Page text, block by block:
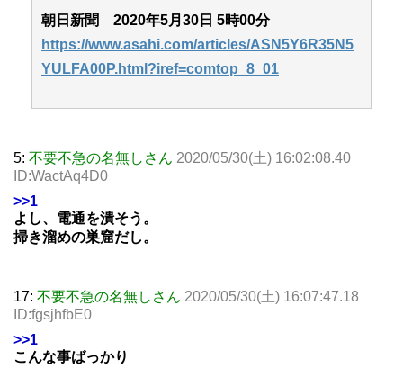
朝日新聞 2020年5月30日 5時00分
https://www.asahi.com/articles/ASN5Y6R35N5
YULFA00P.html?iref=comtop_8_01
5: 不要不急の名無しさん 2020/05/30(土) 16:02:08.40
ID:WactAq4D0
>>1
よし、電通を潰そう。
掃き溜めの巣窟だし。
17: 不要不急の名無しさん 2020/05/30(土) 16:07:47.18
ID:fgsjhfbE0
>>1
こんな事ばっかり